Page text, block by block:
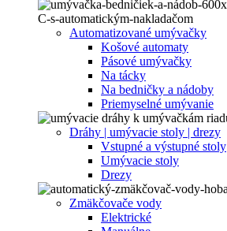
Automatizované umývačky
Košové automaty
Pásové umývačky
Na tácky
Na bedničky a nádoby
Priemyselné umývanie
Dráhy | umývacie stoly | drezy
Vstupné a výstupné stoly
Umývacie stoly
Drezy
Zmäkčovače vody
Elektrické